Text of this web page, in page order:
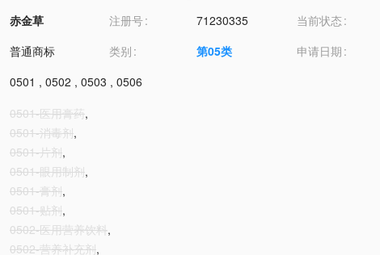
赤金草 注册号 71230335 当前状态
普通商标 类别 第05类 申请日期
0501 , 0502 , 0503 , 0506
0501-医用膏药,
0501-消毒剂,
0501-片剂,
0501-眼用制剂,
0501-膏剂,
0501-贴剂,
0502-医用营养饮料,
0502-营养补充剂,